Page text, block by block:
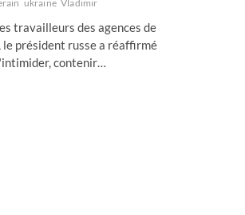
ukraine Vladimir
travailleurs des agences de
président russe a réaffirmé
contenir…